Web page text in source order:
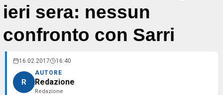
ieri sera: nessun
confronto con Sarri
16.02.2017 16:40
R
AUTORE
Redazione
Redazione